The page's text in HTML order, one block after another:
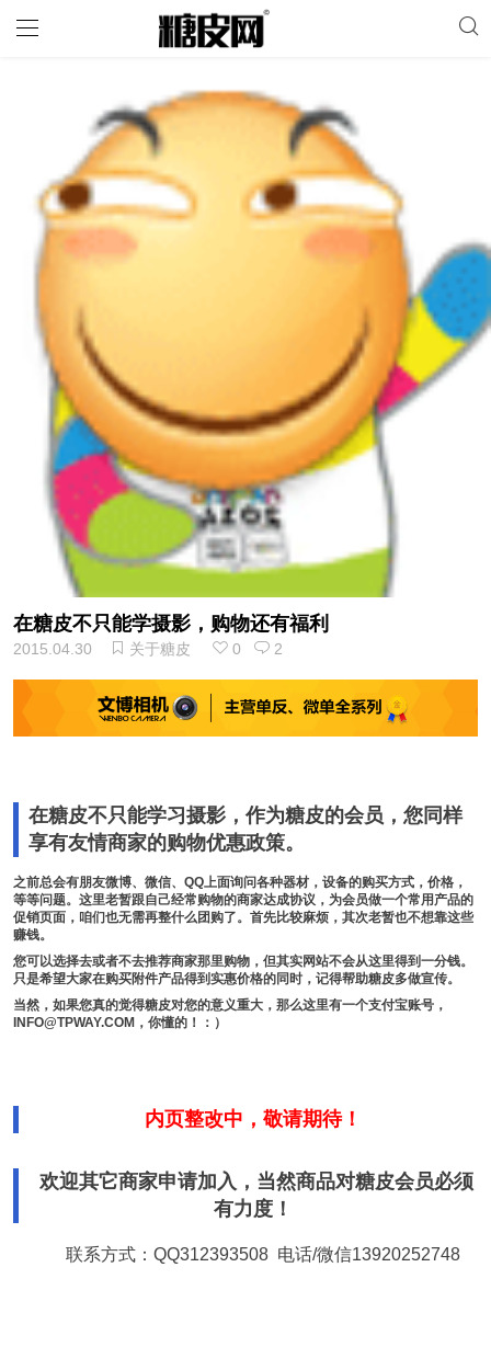
在糖皮不只能学摄影，购物还有福利
2015.04.30 关于糖皮 0 2
在糖皮不只能学习摄影，作为糖皮的会员，您同样
享有友情商家的购物优惠政策。
之前总会有朋友微博、微信、QQ上面询问各种器材，设备的购买方式，价格，
等等问题。这里老暂跟自己经常购物的商家达成协议，为会员做一个常用产品的
促销页面，咱们也无需再整什么团购了。首先比较麻烦，其次老暂也不想靠这些
赚钱。
您可以选择去或者不去推荐商家那里购物，但其实网站不会从这里得到一分钱。
只是希望大家在购买附件产品得到实惠价格的同时，记得帮助糖皮多做宣传。
当然，如果您真的觉得糖皮对您的意义重大，那么这里有一个支付宝账号，
INFO@TPWAY.COM，你懂的！：）
内页整改中，敬请期待！
欢迎其它商家申请加入，当然商品对糖皮会员必须
有力度！
联系方式：QQ312393508 电话/微信13920252748